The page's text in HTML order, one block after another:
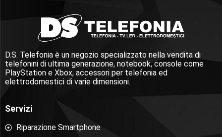
D.S. Telefonia è un negozio specializzato nella vendita di
telefonini di ultima generazione, notebook, console come
PlayStation e Xbox, accessori per telefonia ed
elettrodomestici di varie dimensioni.
Servizi
Riparazione Smartphone